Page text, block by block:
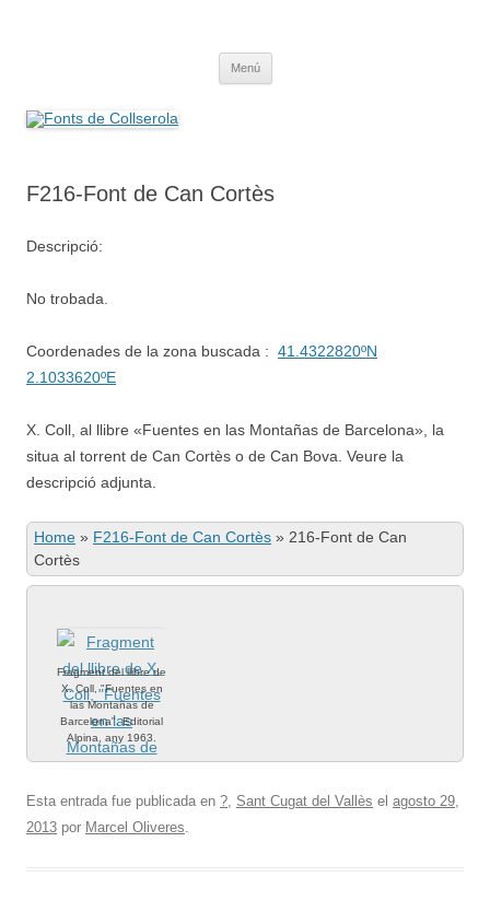
Menú
F216-Font de Can Cortès
Descripció:
No trobada.
Coordenades de la zona buscada : 41.4322820ºN
2.1033620ºE
X. Coll, al llibre «Fuentes en las Montañas de Barcelona», la
situa al torrent de Can Cortès o de Can Bova. Veure la
descripció adjunta.
Home » F216-Font de Can Cortès » 216-Font de Can
Cortès
Fragment del llibre de
X. Coll, "Fuentes en
las Montañas de
Barcelona". Editorial
Alpina, any 1963.
Esta entrada fue publicada en ?, Sant Cugat del Vallès el agosto 29,
2013 por Marcel Oliveres.